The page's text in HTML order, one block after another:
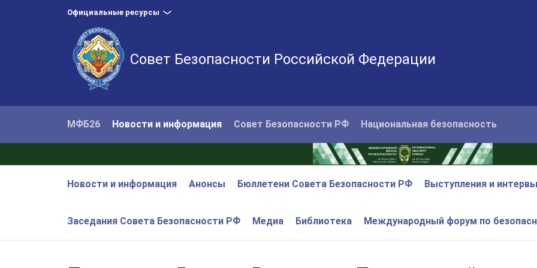
Официальные ресурсы
Совет Безопасности Российской Федерации
МФБ26 Новости и информация Совет Безопасности РФ Национальная безопасность
Новости и информация Анонсы Бюллетени Совета Безопасности РФ Выступления и
Заседания Совета Безопасности РФ Медиа Библиотека Международный форум по